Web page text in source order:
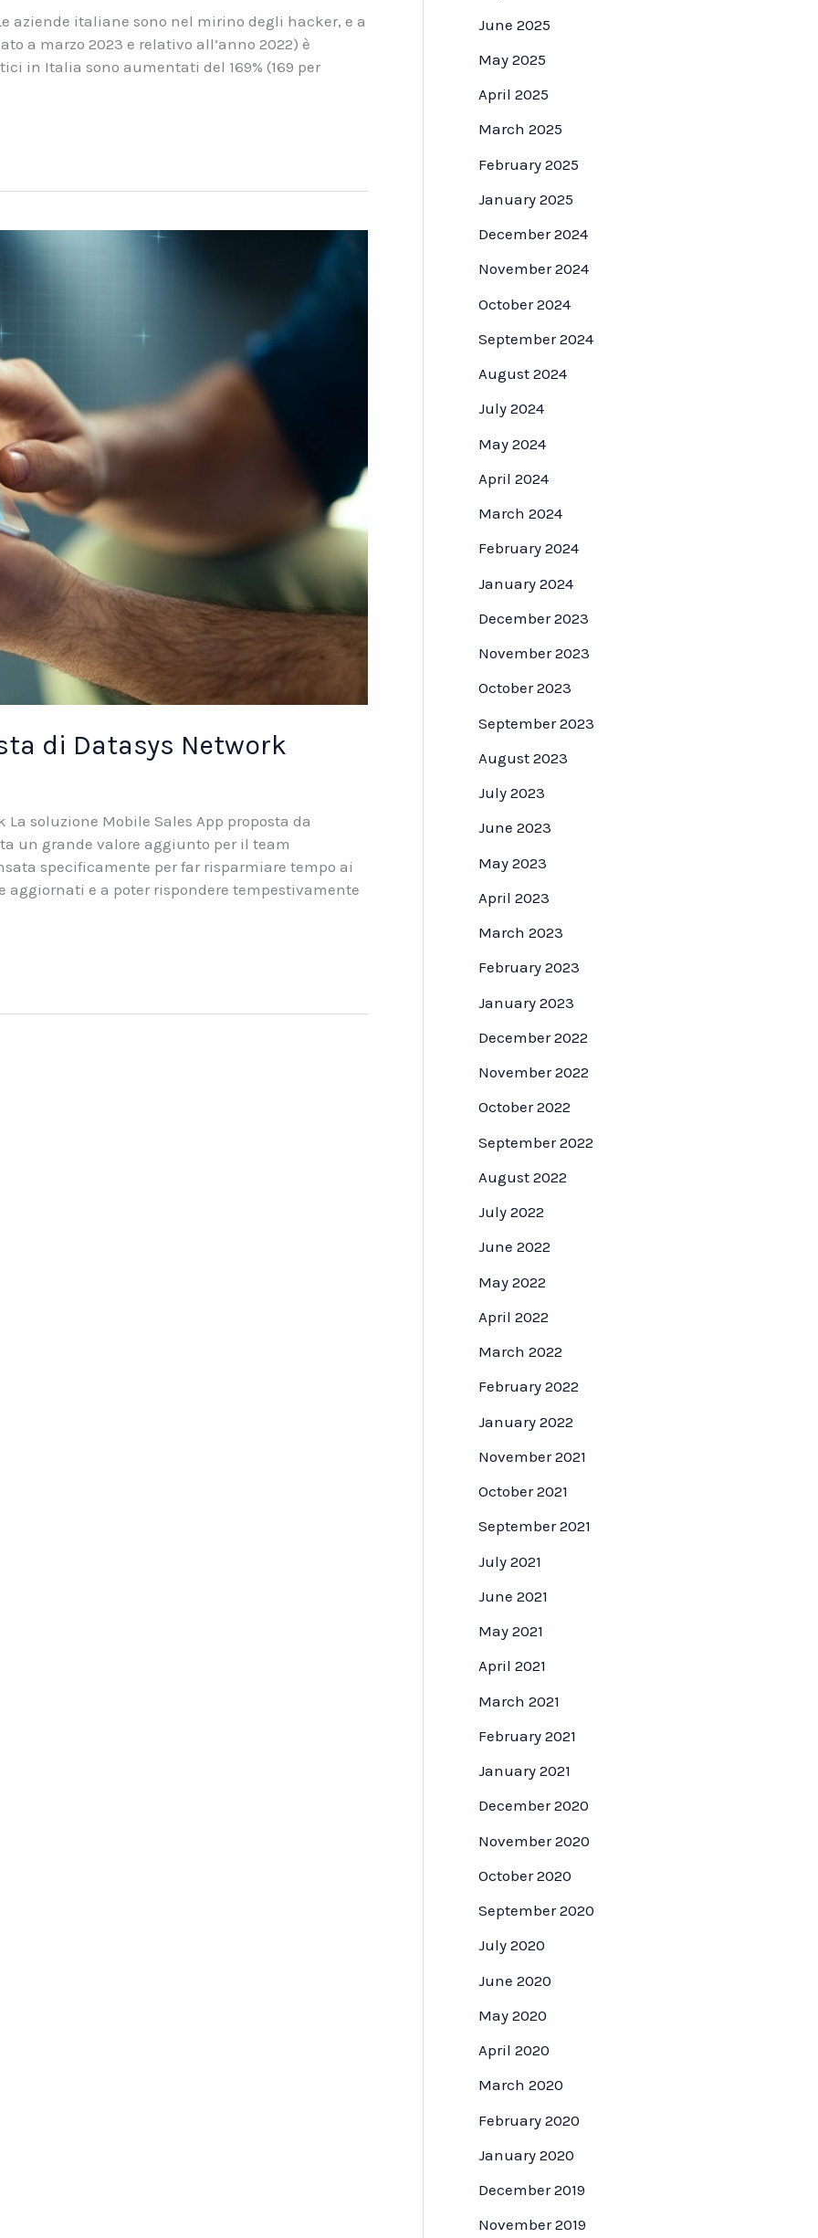
aziende italiane sono nel mirino degli hacker, e a
a marzo 2023 e relativo all’anno 2022) è
in Italia sono aumentati del 169% (169 per
di Datasys Network
La soluzione Mobile Sales App proposta da
un grande valore aggiunto per il team
specificamente per far risparmiare tempo ai
aggiornati e a poter rispondere tempestivamente
June 2025
May 2025
April 2025
March 2025
February 2025
January 2025
December 2024
November 2024
October 2024
September 2024
August 2024
July 2024
May 2024
April 2024
March 2024
February 2024
January 2024
December 2023
November 2023
October 2023
September 2023
August 2023
July 2023
June 2023
May 2023
April 2023
March 2023
February 2023
January 2023
December 2022
November 2022
October 2022
September 2022
August 2022
July 2022
June 2022
May 2022
April 2022
March 2022
February 2022
January 2022
November 2021
October 2021
September 2021
July 2021
June 2021
May 2021
April 2021
March 2021
February 2021
January 2021
December 2020
November 2020
October 2020
September 2020
July 2020
June 2020
May 2020
April 2020
March 2020
February 2020
January 2020
December 2019
November 2019